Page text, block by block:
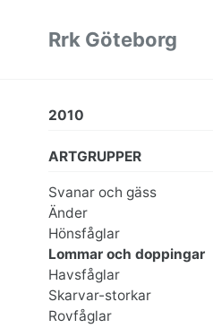
Rrk Göteborg
2010
ARTGRUPPER
Svanar och gäss
Änder
Hönsfåglar
Lommar och doppingar
Havsfåglar
Skarvar-storkar
Rovfåglar